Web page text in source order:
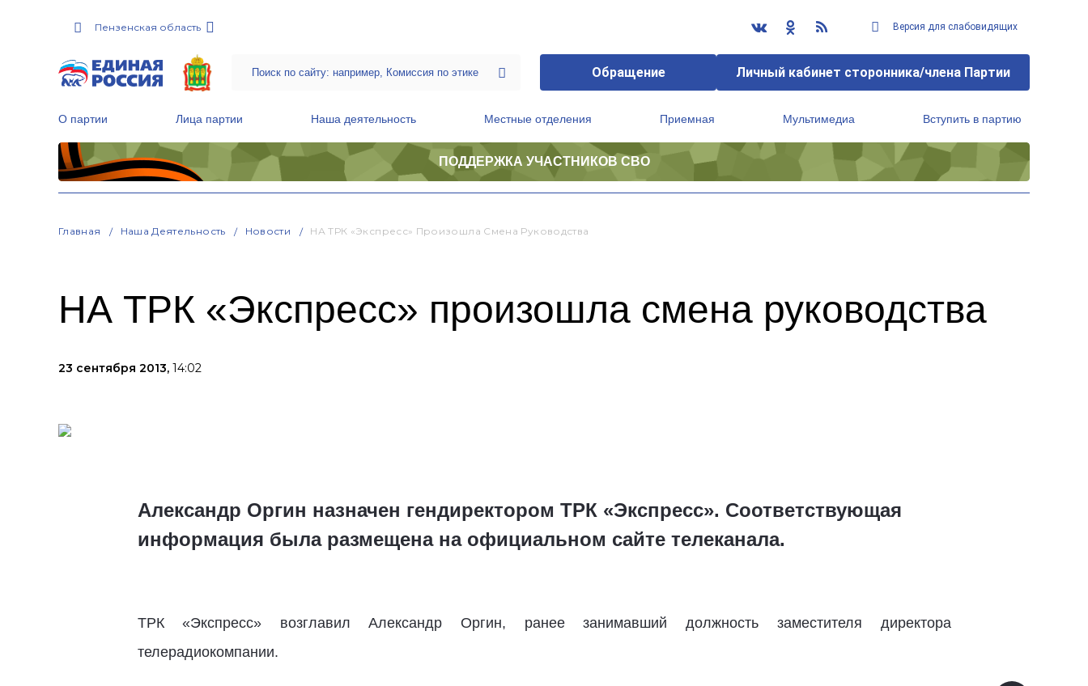
Пензенская область Версия для слабовидящих
Обращение Личный кабинет сторонника/члена Партии
О партии Лица партии Наша деятельность Местные отделения Приемная Мультимедиа Вступить в партию
ПОДДЕРЖКА УЧАСТНИКОВ СВО
Главная Наша Деятельность Новости НА ТРК «Экспресс» Произошла Смена Руководства
НА ТРК «Экспресс» произошла смена руководства
23 сентября 2013, 14:02
Александр Оргин назначен гендиректором ТРК «Экспресс». Соответствующая
информация была размещена на официальном сайте телеканала.
ТРК «Экспресс» возглавил Александр Оргин, ранее занимавший должность заместителя директора
телерадиокомпании.